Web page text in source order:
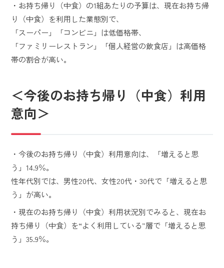
・お持ち帰り（中食）の1組あたりの予算は、現在お持ち帰
り（中食）を利用した業態別で、
「スーパー」「コンビニ」は低価格帯、
「ファミリーレストラン」「個人経営の飲食店」は高価格
帯の割合が高い。
＜今後のお持ち帰り（中食）利用
意向＞
・今後のお持ち帰り（中食）利用意向は、「増えると思
う」14.9％。
性年代別では、男性20代、女性20代・30代で「増えると思
う」が高い。
・現在のお持ち帰り（中食）利用状況別でみると、現在お
持ち帰り（中食）を“よく利用している”層で「増えると思
う」35.9％。